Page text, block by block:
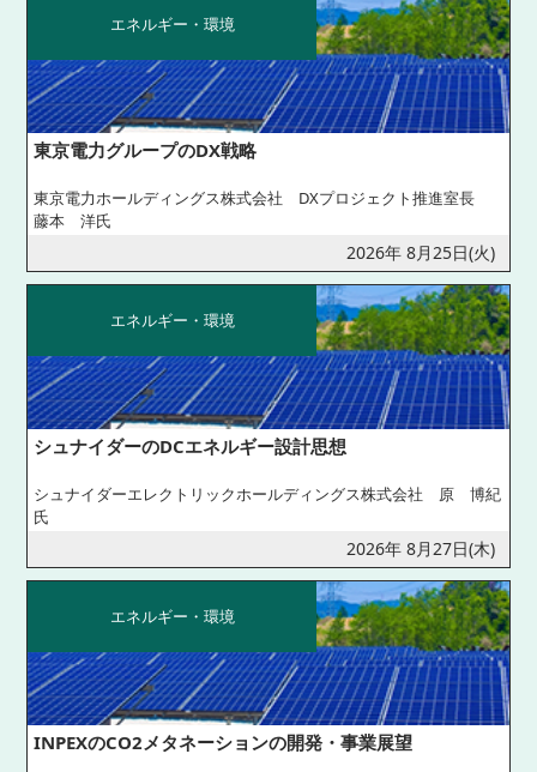
エネルギー・環境
東京電力グループのDX戦略
東京電力ホールディングス株式会社 DXプロジェクト推進室長
藤本 洋氏
2026年 8月25日(火)
エネルギー・環境
シュナイダーのDCエネルギー設計思想
シュナイダーエレクトリックホールディングス株式会社 原 博紀
氏
2026年 8月27日(木)
エネルギー・環境
INPEXのCO2メタネーションの開発・事業展望